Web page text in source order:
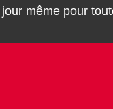
même pour